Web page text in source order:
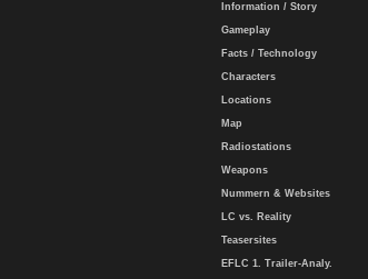
Information / Story
Gameplay
Facts / Technology
Characters
Locations
Map
Radiostations
Weapons
Nummern & Websites
LC vs. Reality
Teasersites
EFLC 1. Trailer-Analy.